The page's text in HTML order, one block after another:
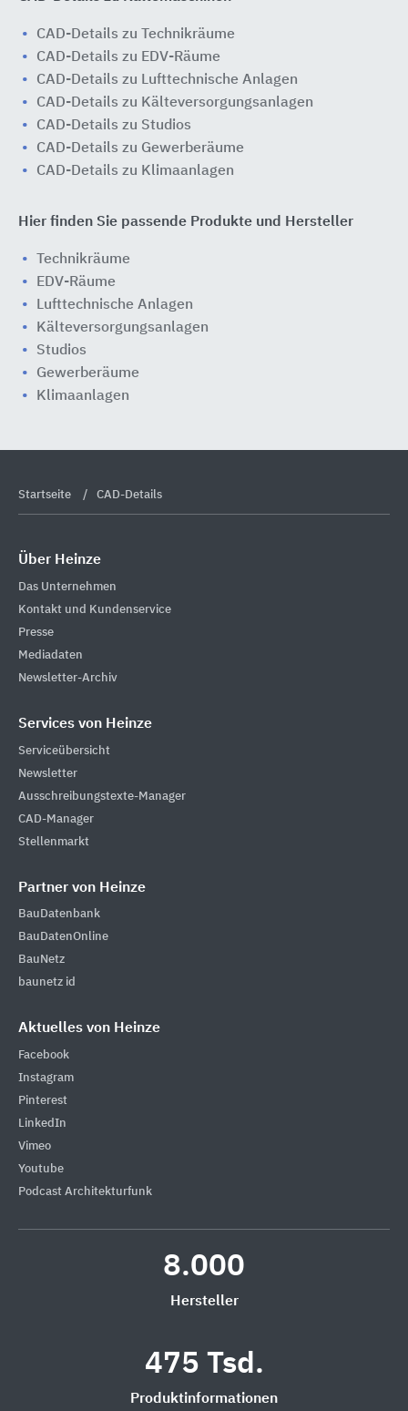
CAD-Details zu Technikräume
CAD-Details zu EDV-Räume
CAD-Details zu Lufttechnische Anlagen
CAD-Details zu Kälteversorgungsanlagen
CAD-Details zu Studios
CAD-Details zu Gewerberäume
CAD-Details zu Klimaanlagen
Hier finden Sie passende Produkte und Hersteller
Technikräume
EDV-Räume
Lufttechnische Anlagen
Kälteversorgungsanlagen
Studios
Gewerberäume
Klimaanlagen
Startseite CAD-Details
Über Heinze
Das Unternehmen
Kontakt und Kundenservice
Presse
Mediadaten
Newsletter-Archiv
Services von Heinze
Serviceübersicht
Newsletter
Ausschreibungstexte-Manager
CAD-Manager
Stellenmarkt
Partner von Heinze
BauDatenbank
BauDatenOnline
BauNetz
baunetz id
Aktuelles von Heinze
Facebook
Instagram
Pinterest
LinkedIn
Vimeo
Youtube
Podcast Architekturfunk
8.000
Hersteller
475 Tsd.
Produktinformationen